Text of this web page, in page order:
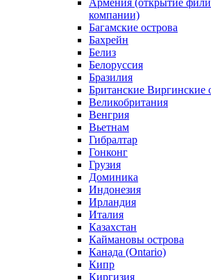
Армения (открытие
компании)
Багамские острова
Бахрейн
Белиз
Белоруссия
Бразилия
Британские Виргинские
Великобритания
Венгрия
Вьетнам
Гибралтар
Гонконг
Грузия
Доминика
Индонезия
Ирландия
Италия
Казахстан
Каймановы острова
Канада (Ontario)
Кипр
Киргизия